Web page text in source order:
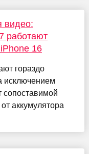
видео:
работают
16
гораздо
исключением
сопоставимой
аккумулятора